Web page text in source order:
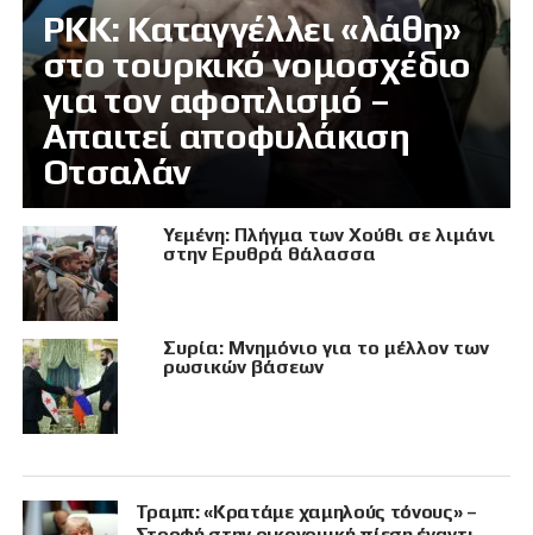
PKK: Καταγγέλλει «λάθη»
στο τουρκικό νομοσχέδιο
για τον αφοπλισμό –
Απαιτεί αποφυλάκιση
Οτσαλάν
Υεμένη: Πλήγμα των Χούθι σε λιμάνι
στην Ερυθρά θάλασσα
Συρία: Μνημόνιο για το μέλλον των
ρωσικών βάσεων
Τραμπ: «Κρατάμε χαμηλούς τόνους» –